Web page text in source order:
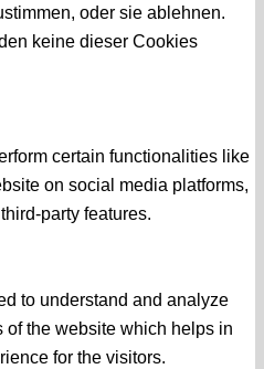
oder sie ablehnen.
keine dieser Cookies
certain functionalities like
on social media platforms,
party features.
to understand and analyze
of the website which helps in
for the visitors.